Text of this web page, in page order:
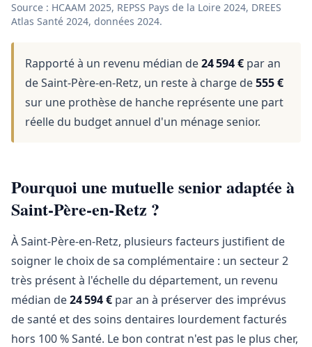
Source : HCAAM 2025, REPSS Pays de la Loire 2024, DREES
Atlas Santé 2024, données 2024.
Rapporté à un revenu médian de24 594 € par an
de Saint-Père-en-Retz, un reste à charge de555 €
sur une prothèse de hanche représente une part
réelle du budget annuel d'un ménage senior.
Pourquoi une mutuelle senior adaptée à
Saint-Père-en-Retz ?
À Saint-Père-en-Retz, plusieurs facteurs justifient de
soigner le choix de sa complémentaire : un secteur 2
très présent à l'échelle du département, un revenu
médian de24 594 € par an à préserver des imprévus
de santé et des soins dentaires lourdement facturés
hors 100 % Santé. Le bon contrat n'est pas le plus cher,